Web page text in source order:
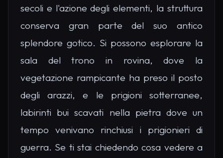
secoli e l'azione degli elementi, la struttura
conserva gran parte del suo antico
splendore gotico. Si possono esplorare la
sala del trono in rovina, dove la
vegetazione rampicante ha preso il posto
degli arazzi, e le prigioni sotterranee,
labirinti bui scavati nella pietra dove un
tempo venivano rinchiusi i prigionieri di
guerra. Se ti stai chiedendo cosa vedere a